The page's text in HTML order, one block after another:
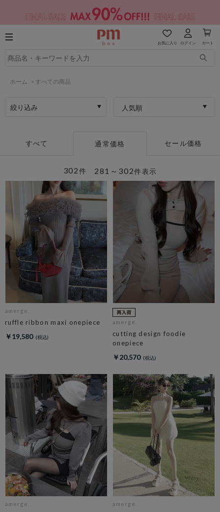
お気に入り ログイン カート
ホーム > すべての商品
絞り込み 人気順
すべて 通常価格 セール価格
281～302件表示
302件
amerge.
ruffle ribbon maxi onepiece
￥19,580
amerge.
cutting design foodie
onepiece
￥20,570
amerge. amerge.